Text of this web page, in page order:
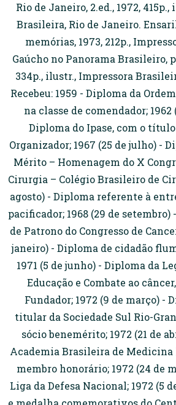
Rio de Janeiro, 2.ed., 1972,
Brasileira, Rio de Janeiro.
memórias, 1973, 212p.,
Gaúcho no Panorama Brasileiro,
334p., ilustr., Impressora
Recebeu: 1959 - Diploma da
na classe de comendador; 1962
Diploma do Ipase, com o
Organizador; 1967 (25 de julho) -
Mérito – Homenagem do X
Cirurgia – Colégio Brasileiro de
agosto) - Diploma referente à
pacificador; 1968 (29 de
de Patrono do Congresso de
janeiro) - Diploma de cidadão
1971 (5 de junho) - Diploma da
Educação e Combate ao
Fundador; 1972 (9 de março) -
titular da Sociedade Sul Rio-
sócio benemérito; 1972 (21 de
Academia Brasileira de
membro honorário; 1972 (24 de
Liga da Defesa Nacional; 1972 (5